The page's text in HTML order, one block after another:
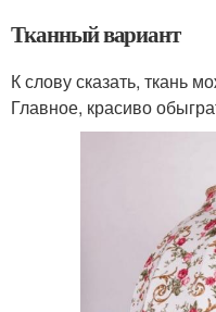
Тканный вариант
К слову сказать, ткань
Главное, красиво